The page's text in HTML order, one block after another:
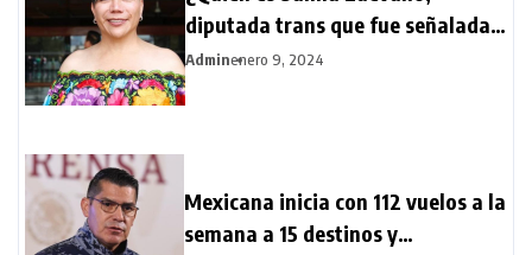
diputada trans que fue señalada
por AMLO?
Adminenero 9, 2024
Mexicana inicia con 112 vuelos a la
semana a 15 destinos y